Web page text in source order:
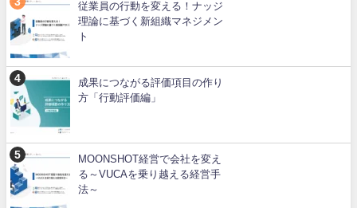
従業員の行動を変える！ナッジ
理論に基づく新組織マネジメン
ト
成果につながる評価項目の作り
方「行動評価編」
MOONSHOT経営で会社を変え
る～VUCAを乗り越える経営手
法～